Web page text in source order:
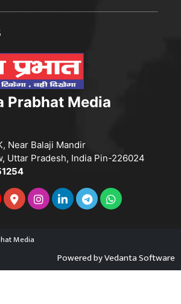
Prabhat Media
Near Balaji Mandir
Uttar Pradesh, India Pin-226024
Media
Powered byVedanta Software